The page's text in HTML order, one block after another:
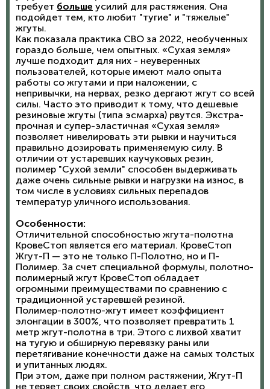
требует больше усилий для растяжения. Она
подойдет тем, кто любит "тугие" и "тяжелые"
жгуты.
Как показала практика СВО за 2022, необученных
гораздо больше, чем опытных. «Сухая земля»
лучше подходит для них - неуверенных
пользователей, которые имеют мало опыта
работы со жгутами и при наложении, с
непривычки, на нервах, резко дергают жгут со всей
силы. Часто это приводит к тому, что дешевые
резиновые жгуты (типа эсмарха) рвутся. Экстра-
прочная и супер-эластичная «Сухая земля»
позволяет нивелировать эти рывки и научиться
правильно дозировать применяемую силу. В
отличии от устаревших каучуковых резин,
полимер "Сухой земли" способен выдерживать
даже очень сильные рывки и нагрузки на износ, в
том числе в условиях сильных перепадов
температур уличного использования.
Особенности:
Отличительной способностью жгута-полотна
КровеСтоп является его материал. КровеСтоп
Жгут-П — это не только П-Полотно, но и П-
Полимер. За счет специальной формулы, полотно-
полимерный жгут КровеСтоп обладает
огромными преимуществами по сравнению с
традиционной устаревшей резиной.
Полимер-полотно-жгут имеет коэффициент
элонгации в 300%, что позволяет превратить 1
метр жгут-полотна в три. Этого с лихвой хватит
на тугую и обширную перевязку раны или
перетягивание конечности даже на самых толстых
и упитанных людях.
При этом, даже при полном растяжении, Жгут-П
не теряет своих свойств, что делает его